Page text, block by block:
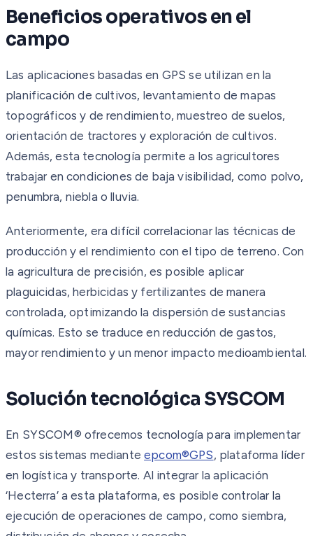
Beneficios operativos en el
campo
Las aplicaciones basadas en GPS se utilizan en la
planificación de cultivos, levantamiento de mapas
topográficos y de rendimiento, muestreo de suelos,
orientación de tractores y exploración de cultivos.
Además, esta tecnología permite a los agricultores
trabajar en condiciones de baja visibilidad, como polvo,
penumbra, niebla o lluvia.
Anteriormente, era difícil correlacionar las técnicas de
producción y el rendimiento con el tipo de terreno. Con
la agricultura de precisión, es posible aplicar
plaguicidas, herbicidas y fertilizantes de manera
controlada, optimizando la dispersión de sustancias
químicas. Esto se traduce en reducción de gastos,
mayor rendimiento y un menor impacto medioambiental.
Solución tecnológica SYSCOM
En SYSCOM® ofrecemos tecnología para implementar
estos sistemas medianteepcom®GPS, plataforma líder
en logística y transporte. Al integrar la aplicación
‘Hecterra’ a esta plataforma, es posible controlar la
ejecución de operaciones de campo, como siembra,